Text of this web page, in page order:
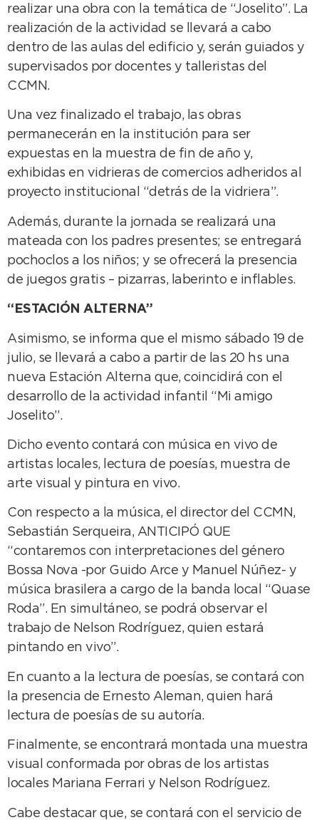
realizar una obra con la temática de “Joselito”. La
realización de la actividad se llevará a cabo
dentro de las aulas del edificio y, serán guiados y
supervisados por docentes y talleristas del
CCMN.
Una vez finalizado el trabajo, las obras
permanecerán en la institución para ser
expuestas en la muestra de fin de año y,
exhibidas en vidrieras de comercios adheridos al
proyecto institucional “detrás de la vidriera”.
Además, durante la jornada se realizará una
mateada con los padres presentes; se entregará
pochoclos a los niños; y se ofrecerá la presencia
de juegos gratis – pizarras, laberinto e inflables.
“ESTACIÓN ALTERNA”
Asimismo, se informa que el mismo sábado 19 de
julio, se llevará a cabo a partir de las 20 hs una
nueva Estación Alterna que, coincidirá con el
desarrollo de la actividad infantil “Mi amigo
Joselito”.
Dicho evento contará con música en vivo de
artistas locales, lectura de poesías, muestra de
arte visual y pintura en vivo.
Con respecto a la música, el director del CCMN,
Sebastián Serqueira, ANTICIPÓ QUE
“contaremos con interpretaciones del género
Bossa Nova -por Guido Arce y Manuel Núñez- y
música brasilera a cargo de la banda local “Quase
Roda”. En simultáneo, se podrá observar el
trabajo de Nelson Rodríguez, quien estará
pintando en vivo”.
En cuanto a la lectura de poesías, se contará con
la presencia de Ernesto Aleman, quien hará
lectura de poesías de su autoría.
Finalmente, se encontrará montada una muestra
visual conformada por obras de los artistas
locales Mariana Ferrari y Nelson Rodríguez.
Cabe destacar que, se contará con el servicio de